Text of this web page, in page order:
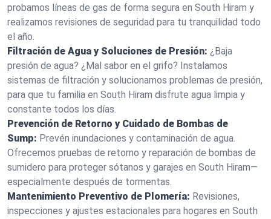
probamos líneas de gas de forma segura en South Hiram y
realizamos revisiones de seguridad para tu tranquilidad todo
el año.
Filtración de Agua y Soluciones de Presión: ¿Baja
presión de agua? ¿Mal sabor en el grifo? Instalamos
sistemas de filtración y solucionamos problemas de presión,
para que tu familia en South Hiram disfrute agua limpia y
constante todos los días.
Prevención de Retorno y Cuidado de Bombas de
Sump: Prevén inundaciones y contaminación de agua.
Ofrecemos pruebas de retorno y reparación de bombas de
sumidero para proteger sótanos y garajes en South Hiram—
especialmente después de tormentas.
Mantenimiento Preventivo de Plomería: Revisiones,
inspecciones y ajustes estacionales para hogares en South